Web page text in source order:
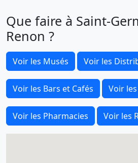
Que faire à Saint-
Renon ?
Voir les Musés Voir les
Voir les Bars et Cafés Voir
Voir les Pharmacies Voir les